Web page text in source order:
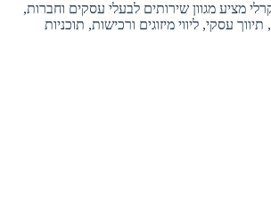
מציע מגוון שירותים לבעלי עסקים וחברות,
עסקי, ליווי מיזוגים ורכישות, תוכניות